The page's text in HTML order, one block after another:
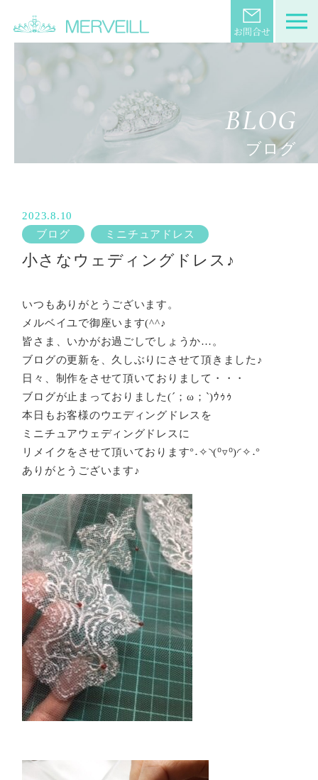
BLOG
ブログ
2023.8.10
ブログ
ミニチュアドレス
小さなウェディングドレス♪
いつもありがとうございます。
メルベイユで御座います(^^♪
皆さま、いかがお過ごしでしょうか…。
ブログの更新を、久しぶりにさせて頂きました♪
日々、制作をさせて頂いておりまして・・・
ブログが止まっておりました(´；ω；`)ｳｩｩ
本日もお客様のウエディングドレスを
ミニチュアウェディングドレスに
リメイクをさせて頂いております°˖✧◝(⁰▿⁰)◜✧˖°
ありがとうございます♪